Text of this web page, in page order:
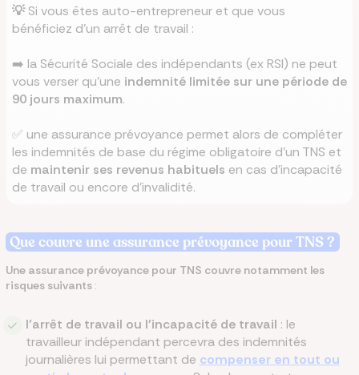
💡Si vous êtes auto-entrepreneur et que vous
bénéficiez d’un arrêt de travail :
➡️ la Sécurité Sociale des indépendants (ex RSI) ne peut
vous verser qu’une indemnité limitée sur une période de
90 jours maximum.
✅ une assurance prévoyance permet alors de compléter
les indemnités de base du régime obligatoire d’un TNS et
de maintenir ses revenus habituels en cas d’incapacité
de travail ou encore d’invalidité.
Que couvre une assurance prévoyance pour TNS ?
Une assurance prévoyance pour TNS couvre notamment les
risques suivants :
l’arrêt de travail ou l’incapacité de travail : le
travailleur indépendant percevra des indemnités
journalières lui permettant de compenser en tout ou